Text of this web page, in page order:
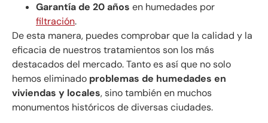
Garantía de 20 años en humedades por
filtración.
De esta manera, puedes comprobar que la calidad y la
eficacia de nuestros tratamientos son los más
destacados del mercado. Tanto es así que no solo
hemos eliminado problemas de humedades en
viviendas y locales, sino también en muchos
monumentos históricos de diversas ciudades.